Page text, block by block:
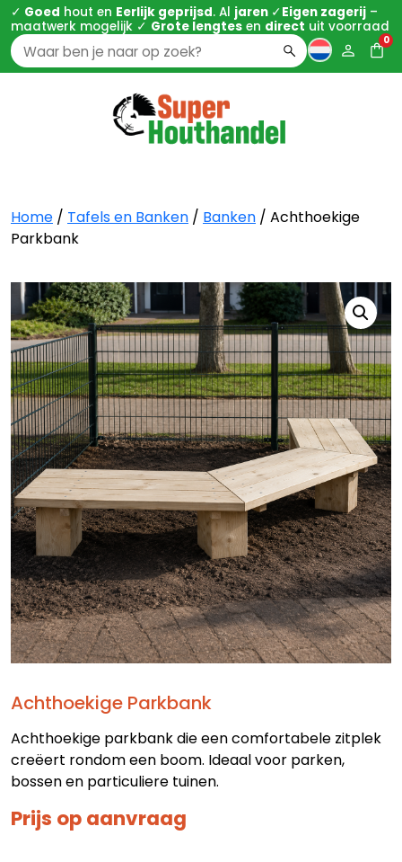
✓ Goed hout en Eerlijk geprijsd. Al jaren ✓Eigen zagerij –
maatwerk mogelijk ✓ Grote lengtes en direct uit voorraad
Zoeken
naar:
0
Home / Tafels en Banken / Banken / Achthoekige
Parkbank
Achthoekige Parkbank
Achthoekige parkbank die een comfortabele zitplek
creëert rondom een boom. Ideaal voor parken,
bossen en particuliere tuinen.
Prijs op aanvraag